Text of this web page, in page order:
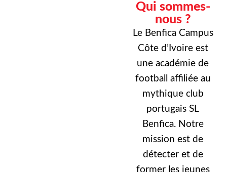
Qui sommes-
nous ?
Le Benfica Campus
Côte d’Ivoire est
une académie de
football affiliée au
mythique club
portugais SL
Benfica. Notre
mission est de
détecter et de
former les jeunes